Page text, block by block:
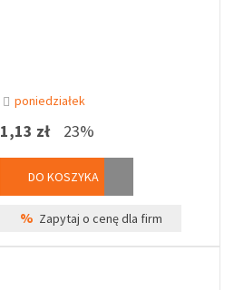
poniedziałek
1,13 zł 23%
DO KOSZYKA
% Zapytaj o cenę dla firm